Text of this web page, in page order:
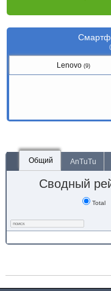
Lenovo (9)
Общий AnTuTu
Сводный
Total